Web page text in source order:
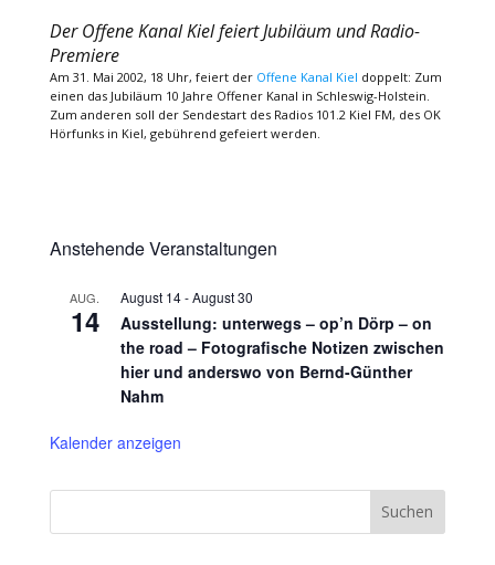
Der Offene Kanal Kiel feiert Jubiläum und Radio-
Premiere
Am 31. Mai 2002, 18 Uhr, feiert der Offene Kanal Kiel doppelt: Zum
einen das Jubiläum 10 Jahre Offener Kanal in Schleswig-Holstein.
Zum anderen soll der Sendestart des Radios 101.2 Kiel FM, des OK
Hörfunks in Kiel, gebührend gefeiert werden.
Anstehende Veranstaltungen
AUG.
14
August 14-August 30
Ausstellung: unterwegs – op’n Dörp – on
the road – Fotografische Notizen zwischen
hier und anderswo von Bernd-Günther
Nahm
Kalender anzeigen